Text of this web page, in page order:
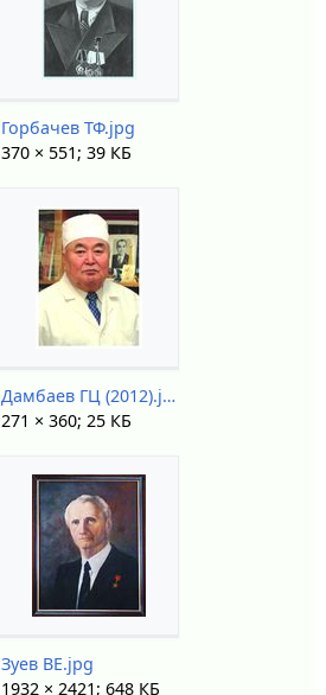
Горбачев ТФ.jpg
370 × 551; 39 КБ
Дамбаев ГЦ (2012).jpg
271 × 360; 25 КБ
Зуев ВЕ.jpg
1932 × 2421; 648 КБ